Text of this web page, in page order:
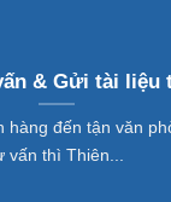
& Gửi tài liệu
hàng đến tận văn
vấn thì Thiên...